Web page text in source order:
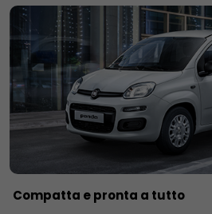
Compatta e pronta a tutto